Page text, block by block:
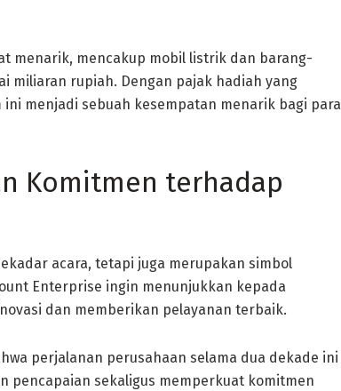
menarik, mencakup mobil listrik dan barang-
miliaran rupiah. Dengan pajak hadiah yang
menjadi sebuah kesempatan menarik bagi para
Komitmen terhadap
acara, tetapi juga merupakan simbol
Enterprise ingin menunjukkan kepada
dan memberikan pelayanan terbaik.
perjalanan perusahaan selama dua dekade ini
pencapaian sekaligus memperkuat komitmen